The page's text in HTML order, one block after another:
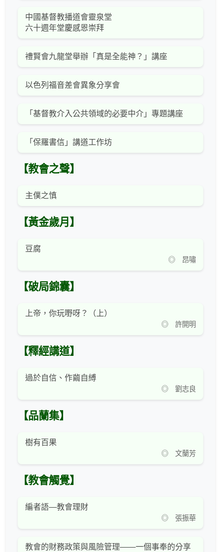
中國基督教播道會靈泉堂
六十週年堂慶感恩崇拜
禮賢會九龍堂舉辦「真是全能神？」講座
以色列福音差會異象分享會
「基督教介入公共領域的必要中介」專題講座
「保羅書信」講道工作坊
【教會之聲】
主僕之慎
【黃金歲月】
豆腐
◎ 昂嘯
【破局錦囊】
上帝，你玩嘢呀？（上）
◎ 許開明
【釋經講道】
過於自信、作繭自縛
◎ 劉志良
【品蘭集】
樹有百果
◎ 文蘭芳
【教會觸覺】
編者語—教會理財
◎ 張振華
教會的財務政策與風險管理——一個事奉的分享